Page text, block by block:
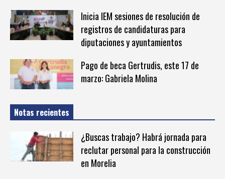
Inicia IEM sesiones de resolución de
registros de candidaturas para
diputaciones y ayuntamientos
Pago de beca Gertrudis, este 17 de
marzo: Gabriela Molina
Notas recientes
¿Buscas trabajo? Habrá jornada para
reclutar personal para la construcción
en Morelia